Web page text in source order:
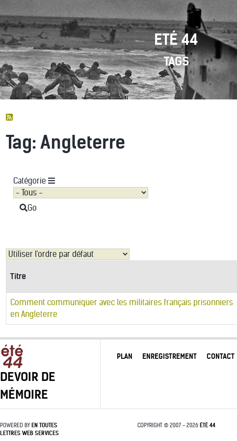
ETÉ 44
TAGS
Tag: Angleterre
Catégorie
Go
Titre
Comment communiquer avec les militaires français prisonniers
en Angleterre
DEVOIR DE
MÉMOIRE
PLAN ENREGISTREMENT CONTACT
POWERED BY EN TOUTES
LETTRES WEB SERVICES
COPYRIGHT © 2007 - 2026 ÉTÉ 44